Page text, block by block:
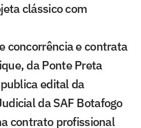
clássico com
concorrência e contrata
da Ponte Preta
edital da
da SAF Botafogo
contrato profissional